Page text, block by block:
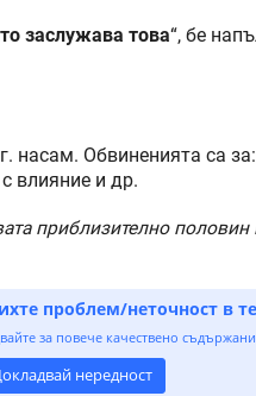
заслужава това“, бе
насам. Обвиненията са
влияние и др.
приблизително
проблем/неточност в
за повече качествено
нередност